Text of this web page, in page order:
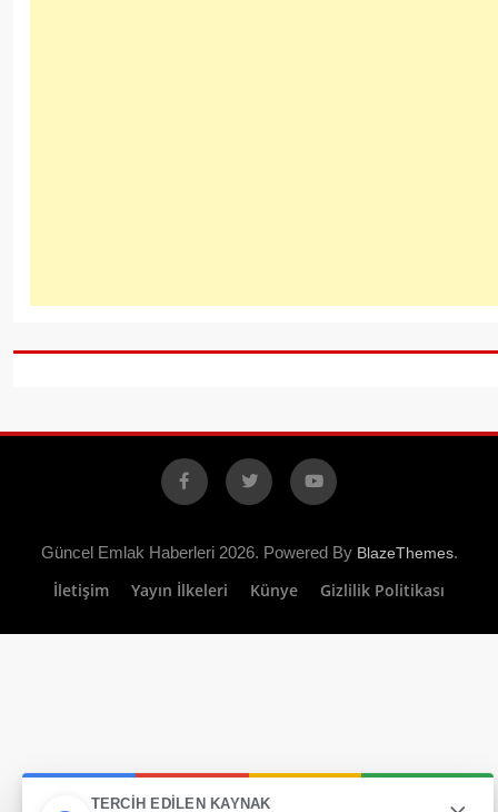
Facebook
X YouTube
Güncel Emlak Haberleri 2026. Powered By BlazeThemes.
İletişim Yayın İlkeleri Künye Gizlilik Politikası
TERCIH EDILEN KAYNAK